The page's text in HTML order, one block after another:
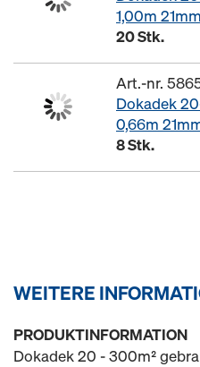
1,00m 21mm
20 Stk.
Art.-nr.
Dokadek
0,66m
8 Stk.
WEITERE
PRODUKTINFORMATION
Dokadek 20 - 300m²